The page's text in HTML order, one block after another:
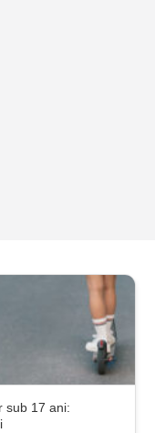
sub 17 ani: